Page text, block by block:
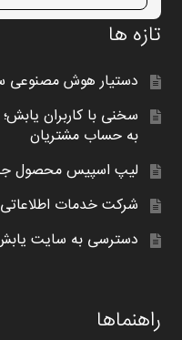
تازه ها
دستیار هوش مصنوعی
سخنی با کاربران
به حساب مشتریان
لیپ اسپیس محصول
شرکت خدمات
دسترسی به سایت
راهنماها